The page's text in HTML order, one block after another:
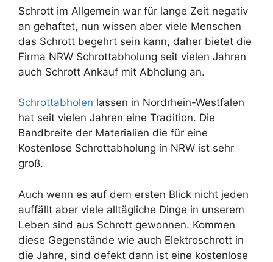
Schrott im Allgemein war für lange Zeit negativ
an gehaftet, nun wissen aber viele Menschen
das Schrott begehrt sein kann, daher bietet die
Firma NRW Schrottabholung seit vielen Jahren
auch Schrott Ankauf mit Abholung an.
Schrottabholen lassen in Nordrhein-Westfalen
hat seit vielen Jahren eine Tradition. Die
Bandbreite der Materialien die für eine
Kostenlose Schrottabholung in NRW ist sehr
groß.
Auch wenn es auf dem ersten Blick nicht jeden
auffällt aber viele alltägliche Dinge in unserem
Leben sind aus Schrott gewonnen. Kommen
diese Gegenstände wie auch Elektroschrott in
die Jahre, sind defekt dann ist eine kostenlose